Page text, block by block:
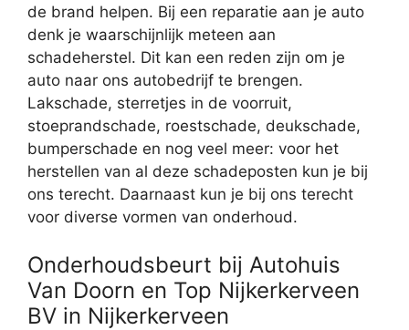
de brand helpen. Bij een reparatie aan je auto
denk je waarschijnlijk meteen aan
schadeherstel. Dit kan een reden zijn om je
auto naar ons autobedrijf te brengen.
Lakschade, sterretjes in de voorruit,
stoeprandschade, roestschade, deukschade,
bumperschade en nog veel meer: voor het
herstellen van al deze schadeposten kun je bij
ons terecht. Daarnaast kun je bij ons terecht
voor diverse vormen van onderhoud.
Onderhoudsbeurt bij Autohuis
Van Doorn en Top Nijkerkerveen
BV in Nijkerkerveen